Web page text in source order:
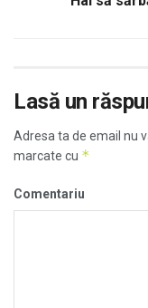
Lasă un
Adresa ta de email nu
marcate cu *
Comentariu